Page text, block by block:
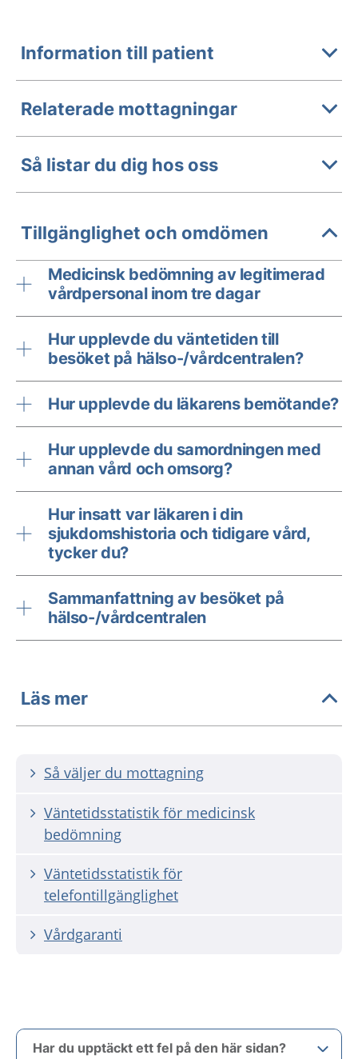
Information till patient
Relaterade mottagningar
Så listar du dig hos oss
Tillgänglighet och omdömen
Medicinsk bedömning av legitimerad
vårdpersonal inom tre dagar
Hur upplevde du väntetiden till
besöket på hälso-/vårdcentralen?
Hur upplevde du läkarens bemötande?
Hur upplevde du samordningen med
annan vård och omsorg?
Hur insatt var läkaren i din
sjukdomshistoria och tidigare vård,
tycker du?
Sammanfattning av besöket på
hälso-/vårdcentralen
Läs mer
Så väljer du mottagning
Väntetidsstatistik för medicinsk
bedömning
Väntetidsstatistik för
telefontillgänglighet
Vårdgaranti
Har du upptäckt ett fel på den här sidan?